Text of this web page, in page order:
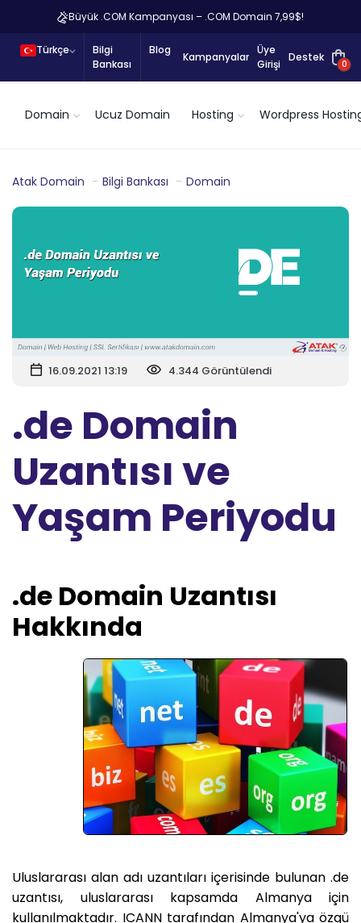
Büyük .COM Kampanyası – .COM Domain 7,99$!
Türkçe
Bilgi
Bankası
Blog
Kampanyalar
Üye
Girişi
Destek
0
Domain Ucuz Domain Hosting Wordpress
Atak Domain Bilgi Bankası Domain
16.09.2021 13:19 4.344 Görüntülendi
.de Domain
Uzantısı ve
Yaşam Periyodu
.de Domain Uzantısı
Hakkında
Uluslararası alan adı uzantıları içerisinde bulunan .de
uzantısı, uluslararası kapsamda Almanya için
kullanılmaktadır. ICANN tarafından Almanya'ya özgü